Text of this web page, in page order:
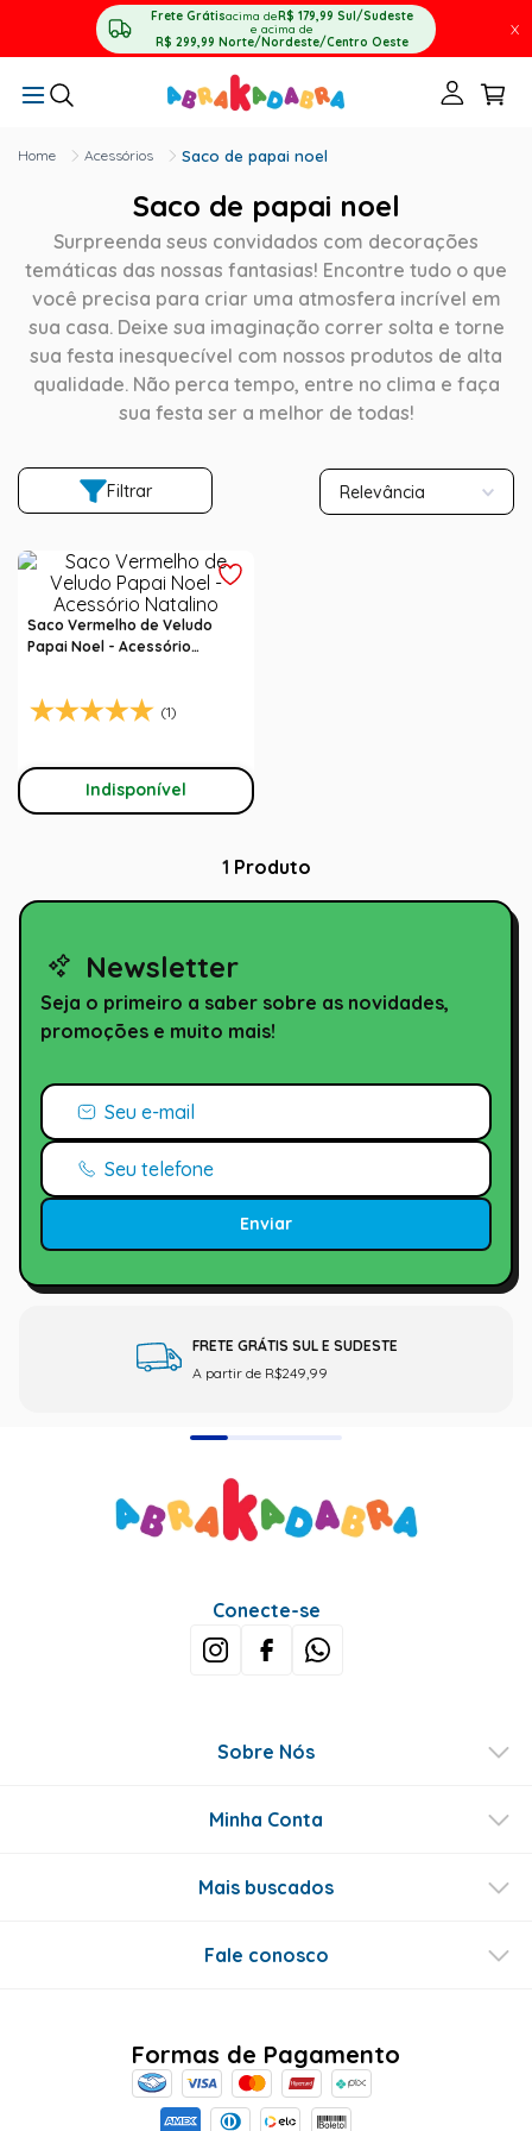
Frete Grátisacima deR$ 179,99 Sul/Sudeste
e acima de
R$ 299,99 Norte/Nordeste/Centro Oeste
X
Acessórios Saco de papai noel
Saco de papai noel
Surpreenda seus convidados com decorações
temáticas das nossas fantasias! Encontre tudo o que
você precisa para criar uma atmosfera incrível em
sua casa. Deixe sua imaginação correr solta e torne
sua festa inesquecível com nossos produtos de alta
qualidade. Não perca tempo, entre no clima e faça
sua festa ser a melhor de todas!
Filtrar Relevância
Saco Vermelho de Veludo
Papai Noel - Acessório
(1)
Indisponível
1 Produto
Newsletter
Seja o primeiro a saber sobre as novidades,
promoções e muito mais!
Enviar
FRETE GRÁTIS SUL E SUDESTE
A partir de R$249,99
Conecte-se
Sobre Nós
Minha Conta
Mais buscados
Fale conosco
Formas de Pagamento